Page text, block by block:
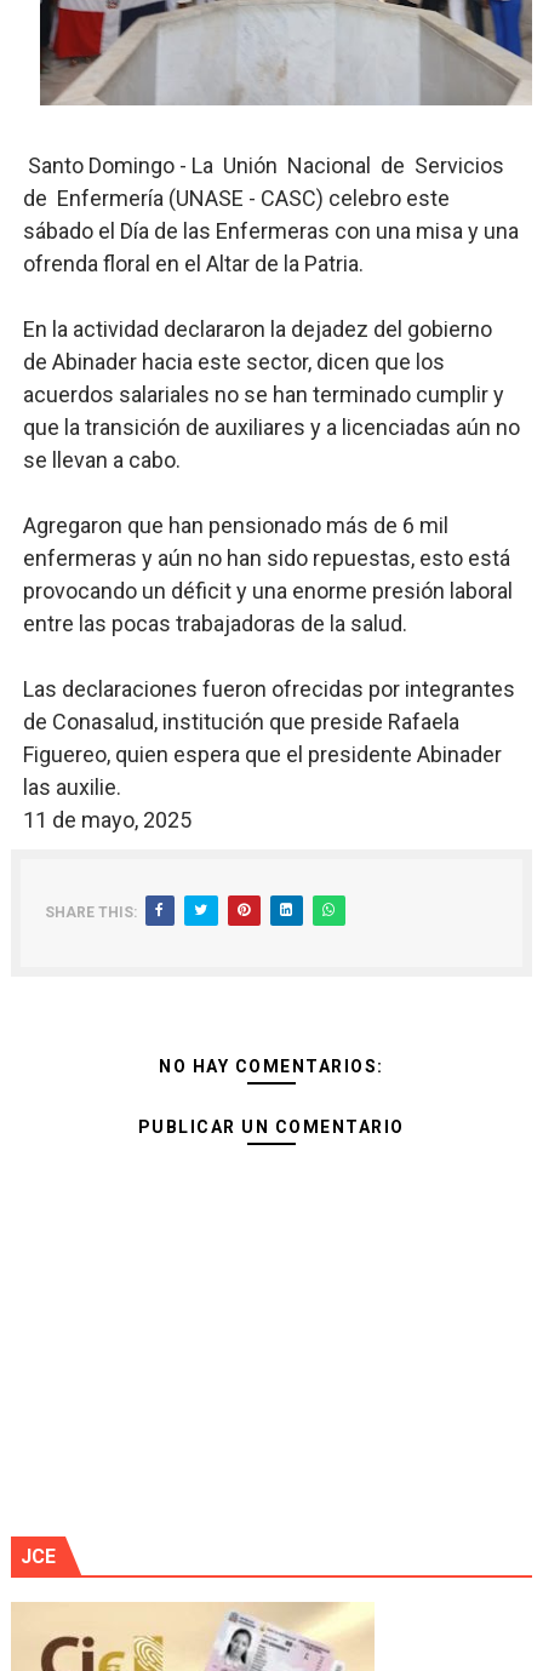
Lee Ballester a los que se forman como agentes
Operativo Interinstitucional “Compromiso Ambiental
Ministerio de Cultura anuncia ganadores de Premios
Más de 180 dirigentes sindicales de las Américas se
Santo Domingo - La Unión Nacional de Servicios
de Enfermería (UNASE - CASC) celebro este
sábado el Día de las Enfermeras con una misa y una
ofrenda floral en el Altar de la Patria.
En la actividad declararon la dejadez del gobierno
de Abinader hacia este sector, dicen que los
acuerdos salariales no se han terminado cumplir y
que la transición de auxiliares y a licenciadas aún no
se llevan a cabo.
Agregaron que han pensionado más de 6 mil
enfermeras y aún no han sido repuestas, esto está
provocando un déficit y una enorme presión laboral
entre las pocas trabajadoras de la salud.
Las declaraciones fueron ofrecidas por integrantes
de Conasalud, institución que preside Rafaela
Figuereo, quien espera que el presidente Abinader
las auxilie.
11 de mayo, 2025
SHARE THIS:
NO HAY COMENTARIOS:
PUBLICAR UN COMENTARIO
JCE